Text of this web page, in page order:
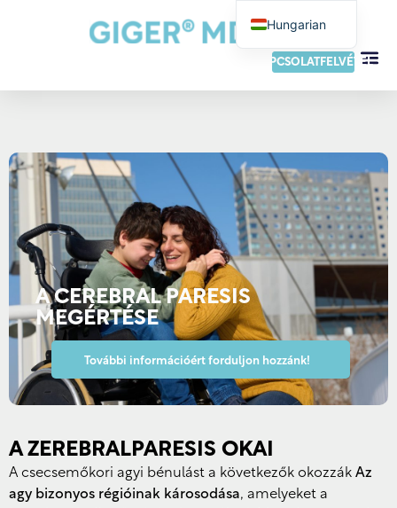
KAPCSOLATFELVÉTEL
A CEREBRAL PARESIS
MEGÉRTÉSE
További információért forduljon hozzánk!
A ZEREBRALPARESIS OKAI
A csecsemőkori agyi bénulást a következők okozzák Az
agy bizonyos régióinak károsodása, amelyeket a
Hungarian
German
Italian
Spanish
Portuguese
Norwegian
Danish
Swedish
Slovak
Czech
Greek
Slovenian